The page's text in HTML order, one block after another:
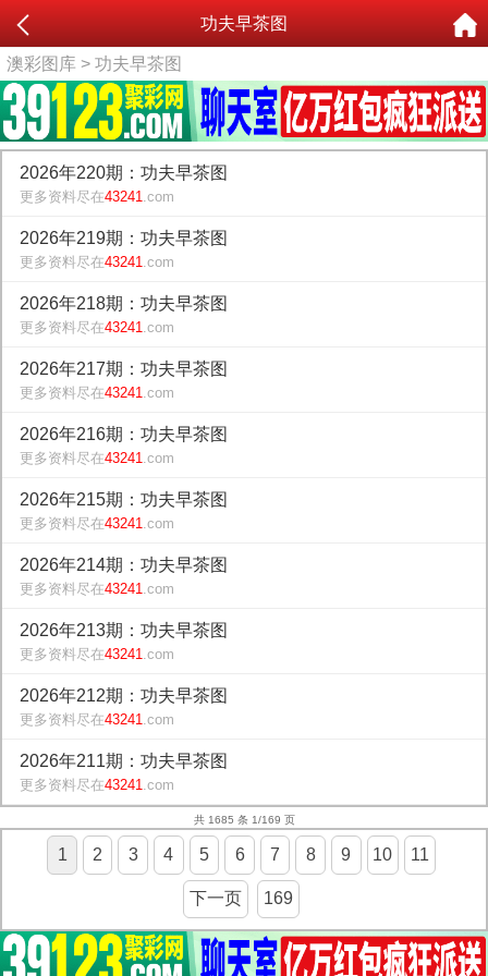
功夫早茶图
澳彩图库 > 功夫早茶图
2026年220期：功夫早茶图
更多资料尽在43241.com
2026年219期：功夫早茶图
更多资料尽在43241.com
2026年218期：功夫早茶图
更多资料尽在43241.com
2026年217期：功夫早茶图
更多资料尽在43241.com
2026年216期：功夫早茶图
更多资料尽在43241.com
2026年215期：功夫早茶图
更多资料尽在43241.com
2026年214期：功夫早茶图
更多资料尽在43241.com
2026年213期：功夫早茶图
更多资料尽在43241.com
2026年212期：功夫早茶图
更多资料尽在43241.com
2026年211期：功夫早茶图
更多资料尽在43241.com
共 1685 条 1/169 页
1 2 3 4 5 6 7 8 9 10 11
下一页 169